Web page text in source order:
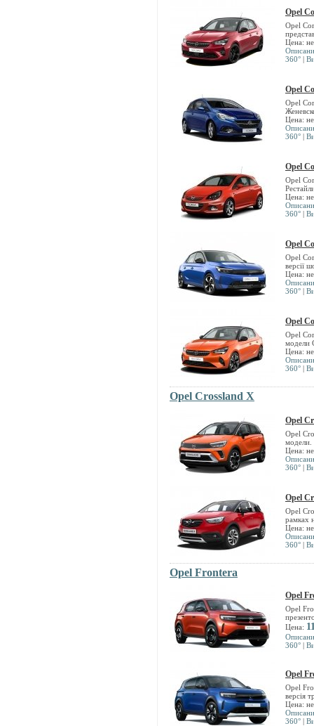
Opel
Opel
Цена:
360° |
Opel
Opel
Цена:
360° |
Opel
Opel
Цена:
360° |
Opel
Opel
версії
Цена:
360° |
Opel
Opel
модели
Цена:
360° |
Opel Crossland X
Opel
Opel
модели.
Цена:
360° |
Opel
Opel
рамках
Цена:
360° |
Opel Frontera
Opel
Opel
Цена:
360° |
Opel
Opel
версія
Цена:
360° |